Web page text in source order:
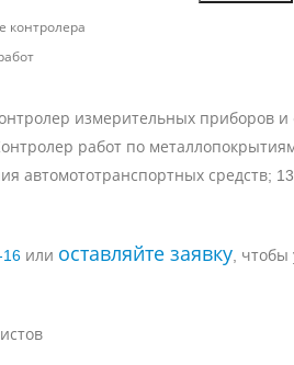
контролера
измерительных приборов и
работ по
автомототранспортных средств;
или оставляйте заявку, чтобы